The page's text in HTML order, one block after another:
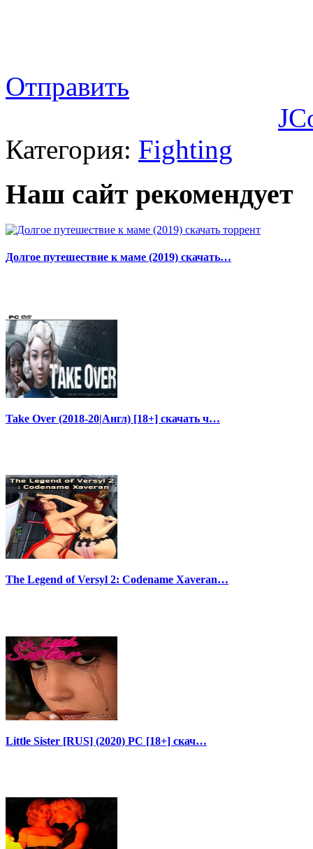
Отправить
Категория: Fighting
Наш сайт рекомендует
Долгое путешествие к маме (2019) скачать…
Take Over (2018-20|Англ) [18+] скачать ч…
The Legend of Versyl 2: Codename Xaveran…
Little Sister [RUS] (2020) PC [18+] скач…